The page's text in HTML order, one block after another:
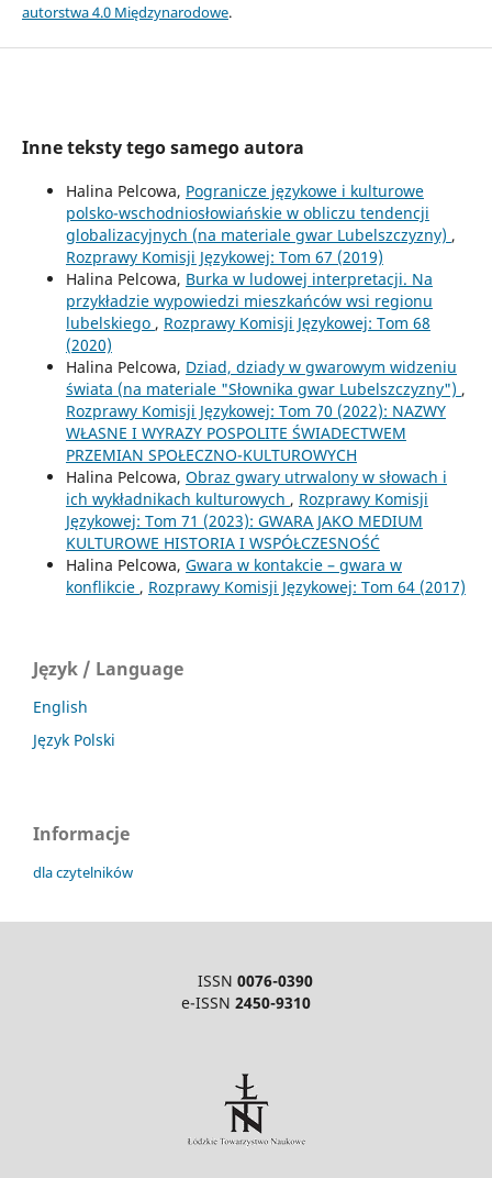
autorstwa 4.0 Międzynarodowe.
Inne teksty tego samego autora
Halina Pelcowa, Pogranicze językowe i kulturowe
polsko-wschodniosłowiańskie w obliczu tendencji
globalizacyjnych (na materiale gwar Lubelszczyzny) ,
Rozprawy Komisji Językowej: Tom 67 (2019)
Halina Pelcowa, Burka w ludowej interpretacji. Na
przykładzie wypowiedzi mieszkańców wsi regionu
lubelskiego , Rozprawy Komisji Językowej: Tom 68
(2020)
Halina Pelcowa, Dziad, dziady w gwarowym widzeniu
świata (na materiale "Słownika gwar Lubelszczyzny") ,
Rozprawy Komisji Językowej: Tom 70 (2022): NAZWY
WŁASNE I WYRAZY POSPOLITE ŚWIADECTWEM
PRZEMIAN SPOŁECZNO-KULTUROWYCH
Halina Pelcowa, Obraz gwary utrwalony w słowach i
ich wykładnikach kulturowych , Rozprawy Komisji
Językowej: Tom 71 (2023): GWARA JAKO MEDIUM
KULTUROWE HISTORIA I WSPÓŁCZESNOŚĆ
Halina Pelcowa, Gwara w kontakcie – gwara w
konflikcie , Rozprawy Komisji Językowej: Tom 64 (2017)
Język / Language
English
Język Polski
Informacje
dla czytelników
ISSN 0076-0390
e-ISSN 2450-9310